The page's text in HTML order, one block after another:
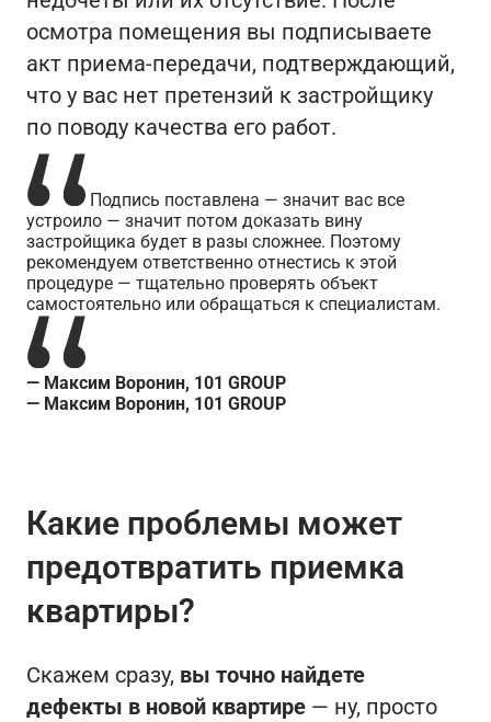
осмотра помещения вы подписываете
акт приема-передачи, подтверждающий,
что у вас нет претензий к застройщику
по поводу качества его работ.
Подпись поставлена — значит вас все
устроило — значит потом доказать вину
застройщика будет в разы сложнее. Поэтому
рекомендуем ответственно отнестись к этой
процедуре — тщательно проверять объект
самостоятельно или обращаться к специалистам.
— Максим Воронин, 101 GROUP
— Максим Воронин, 101 GROUP
Какие проблемы может
предотвратить приемка
квартиры?
Скажем сразу, вы точно найдете
дефекты в новой квартире — ну, просто